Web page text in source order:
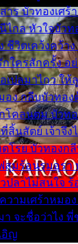
าร บัวทองเศร้
กล หัวใจบัวท
ชีวิตเคว้งคว้า
ใครสักครั้ง อ
เปลมาไกว ให้
อง กลีบบัวทอง
โคลนตม บัวท
สิ้นสัตย์ เจ้าจึ
โรย บัวทองก
มร้อนรุมอุรา
ปลาไม่สนใจ ร้
วามเศร้าหมอ
า จะชื่อว่าไง
อิญ